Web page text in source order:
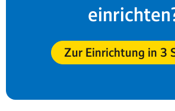
Zur Einrichtung in 3